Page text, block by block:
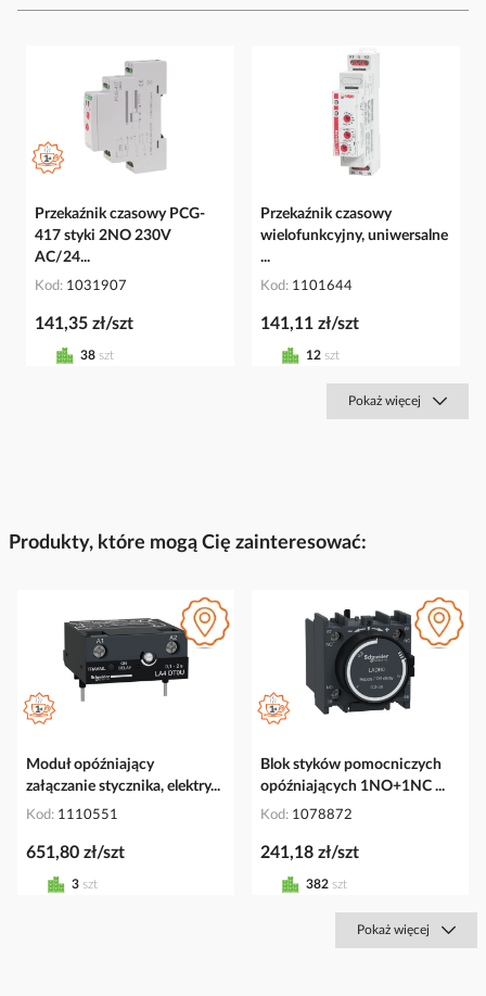
Przekaźnik czasowy PCG-
417 styki 2NO 230V
AC/24...
Kod 1031907
141,35 zł/szt
38 szt
Przekaźnik czasowy
wielofunkcyjny, uniwersalne
...
Kod 1101644
141,11 zł/szt
12 szt
Pokaż więcej
Produkty, które mogą Cię zainteresować:
Moduł opóźniający
załączanie stycznika, elektry...
Kod 1110551
651,80 zł/szt
3 szt
Blok styków pomocniczych
opóźniających 1NO+1NC ...
Kod 1078872
241,18 zł/szt
382 szt
Pokaż więcej